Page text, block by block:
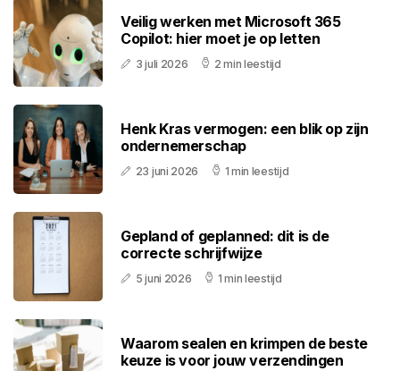
Veilig werken met Microsoft 365
Copilot: hier moet je op letten
3 juli 2026 2 min leestijd
Henk Kras vermogen: een blik op zijn
ondernemerschap
23 juni 2026 1 min leestijd
Gepland of geplanned: dit is de
correcte schrijfwijze
5 juni 2026 1 min leestijd
Waarom sealen en krimpen de beste
keuze is voor jouw verzendingen